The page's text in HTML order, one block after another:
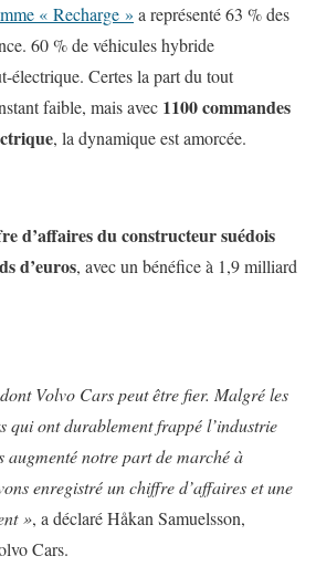
« Recharge » a représenté 63 % des
60 % de véhicules hybride
électrique. Certes la part du tout
faible, mais avec 1100 commandes
, la dynamique est amorcée.
d’affaires du constructeur suédois
d’euros, avec un bénéfice à 1,9 milliard
Volvo Cars peut être fier. Malgré les
qui ont durablement frappé l’industrie
augmenté notre part de marché à
enregistré un chiffre d’affaires et une
», a déclaré Håkan Samuelsson,
Cars.